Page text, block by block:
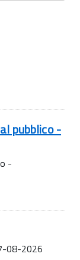
pubblico -
-
08-2026